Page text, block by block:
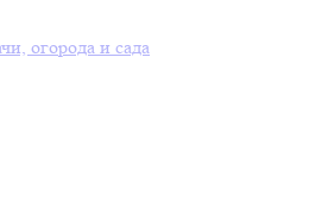
огорода и сада